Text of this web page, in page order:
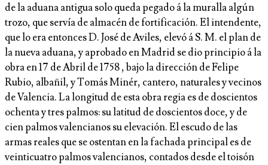
de la aduana antigua solo queda pegado á la muralla algún
trozo, que servía de almacén de fortificación. El intendente,
que lo era entonces D. José de Aviles, elevó á S. M. el plan de
la nueva aduana, y aprobado en Madrid se dio principio á la
obra en 17 de Abril de 1758 , bajo la dirección de Felipe
Rubio, albañil, y Tomás Minér, cantero, naturales y vecinos
de Valencia. La longitud de esta obra regia es de doscientos
ochenta y tres palmos: su latitud de doscientos doce, y de
cien palmos valencianos su elevación. El escudo de las
armas reales que se ostentan en la fachada principal es de
veinticuatro palmos valencianos, contados desde el toisón